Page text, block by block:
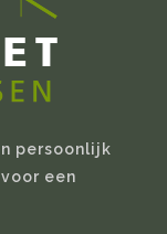
persoonlijk
een